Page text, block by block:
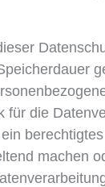
für die
berechtigtes
machen